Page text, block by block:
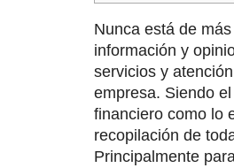
Nunca está de
información y
servicios y
empresa. Siendo
financiero como lo
recopilación de
Principalmente